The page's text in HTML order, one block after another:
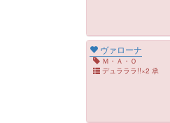
ヴァローナ
Ｍ・Ａ・Ｏ
デュラララ!!×2 承